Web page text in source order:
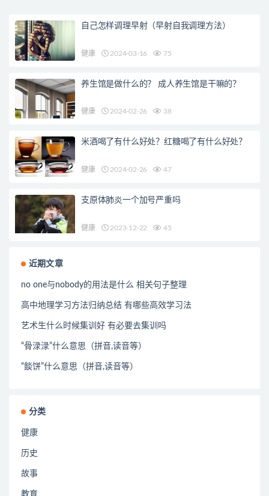
自己怎样调理早射（早射自我调理方法）
健康 2024-03-16 75
养生馆是做什么的？ 成人养生馆是干嘛的？
健康 2024-02-26 38
米酒喝了有什么好处？红糖喝了有什么好处？
健康 2024-02-26 47
支原体肺炎一个加号严重吗
健康 2023-12-22 45
近期文章
no one与nobody的用法是什么 相关句子整理
高中地理学习方法归纳总结 有哪些高效学习法
艺术生什么时候集训好 有必要去集训吗
“骨渌渌”什么意思（拼音,读音等）
“餤饼”什么意思（拼音,读音等）
分类
健康
历史
故事
教育